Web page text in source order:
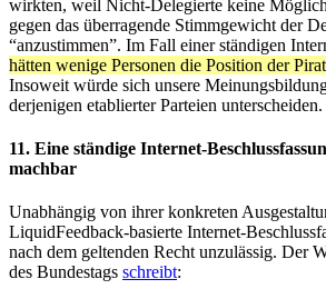
wirkten, weil Nicht-Delegierte keine
gegen das überragende Stimmgewicht der
“anzustimmen”. Im Fall einer ständigen
hätten wenige Personen die Position der
Insoweit würde sich unsere
derjenigen etablierter Parteien unterscheiden.
11. Eine ständige Internet-
machbar
Unabhängig von ihrer konkreten
LiquidFeedback-basierte Internet-
nach dem geltenden Recht unzulässig. Der
des Bundestags schreibt: